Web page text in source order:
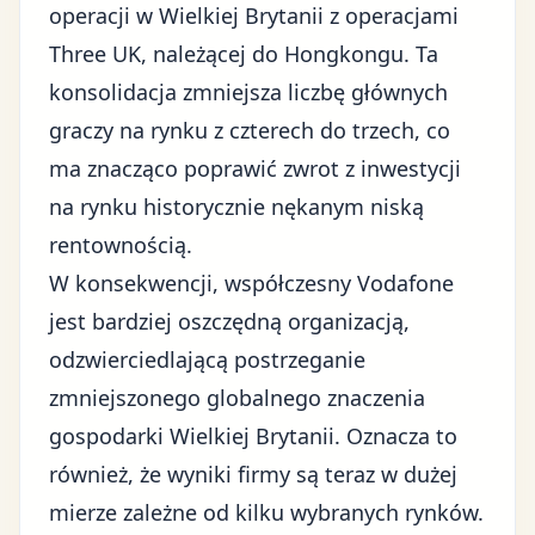
operacji w Wielkiej Brytanii z operacjami
Three UK, należącej do Hongkongu. Ta
konsolidacja zmniejsza liczbę głównych
graczy na rynku z czterech do trzech, co
ma znacząco poprawić zwrot z inwestycji
na rynku historycznie nękanym niską
rentownością.
W konsekwencji, współczesny Vodafone
jest bardziej oszczędną organizacją,
odzwierciedlającą postrzeganie
zmniejszonego globalnego znaczenia
gospodarki Wielkiej Brytanii. Oznacza to
również, że wyniki firmy są teraz w dużej
mierze zależne od kilku wybranych rynków.